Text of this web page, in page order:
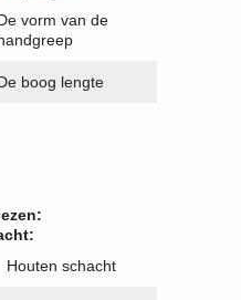
vorm van de
boog lengte
Houten schacht